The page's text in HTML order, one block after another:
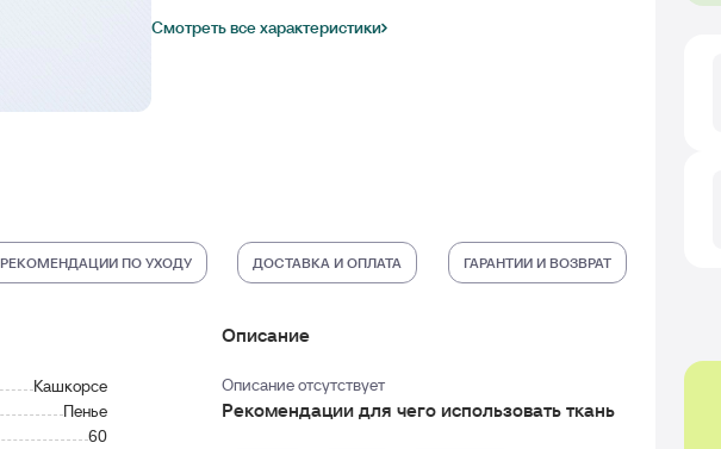
Смотреть все характеристики
РЕКОМЕНДАЦИИ ПО УХОДУ ДОСТАВКА И ОПЛАТА ГАРАНТИИ И ВОЗВРАТ
Кашкорсе
Пенье
60
Описание
Описание отсутствует
Рекомендации для чего использовать ткань